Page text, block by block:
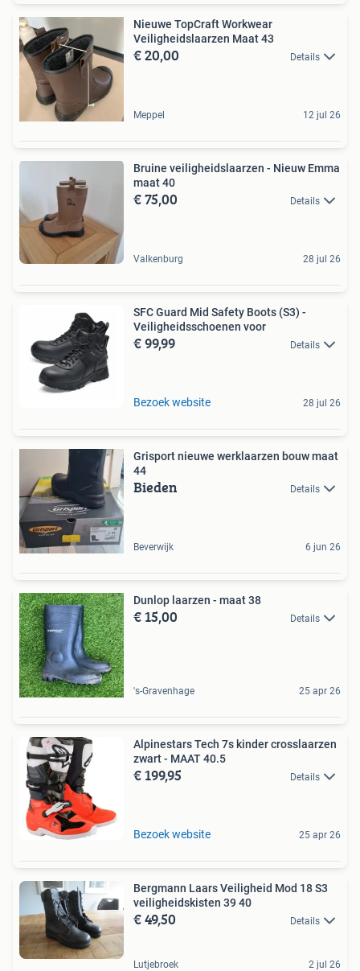
Nieuwe TopCraft Workwear
Veiligheidslaarzen Maat 43
€ 20,00 Details
Meppel 12 jul 26
Bruine veiligheidslaarzen - Nieuw Emma
maat 40
€ 75,00 Details
Valkenburg 28 jul 26
SFC Guard Mid Safety Boots (S3) -
Veiligheidsschoenen voor
€ 99,99 Details
Bezoek website 28 jul 26
Grisport nieuwe werklaarzen bouw maat
44
Bieden Details
Beverwijk 6 jun 26
Dunlop laarzen - maat 38
€ 15,00 Details
's-Gravenhage 25 apr 26
Alpinestars Tech 7s kinder crosslaarzen
zwart - MAAT 40.5
€ 199,95 Details
Bezoek website 25 apr 26
Bergmann Laars Veiligheid Mod 18 S3
veiligheidskisten 39 40
€ 49,50 Details
Lutjebroek 2 jul 26